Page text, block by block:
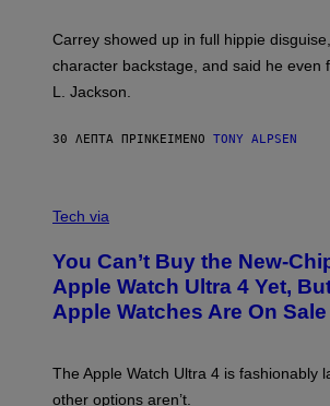
Carrey showed up in full hippie
character backstage, and said he even
L. Jackson.
30 ΛΕΠΤΆ ΠΡΙΝΚΕΊΜΕΝΟ TONY ALPSEN
N
D
E
R
M
L
Tech via
You Can’t Buy the New-
Apple Watch Ultra 4 Yet,
Apple Watches Are On
The Apple Watch Ultra 4 is fashionably
other options aren’t.